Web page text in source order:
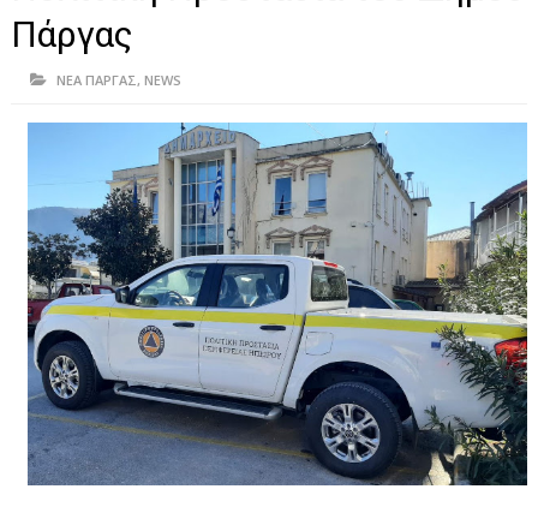
ΠΡΕΒΕΖΑ
ΘΕΣΠΡΩΤΙΑ
ΙΟΝΙΑ ΝΗΣΙΑ
ΚΑΙ ΕΛΛΑΔΑ
ΥΓΕΙΑ-ΟΜΟΡΦΙΑ
ΠΟΛΙΤΙΣΜΟΣ
ΠΕΡΙΒΑΛΛΟΝ
ΤΕΧΝΟΛΟΓΙΑ
Πάργας
ΝΕΑ ΠΑΡΓΑΣ, NEWS